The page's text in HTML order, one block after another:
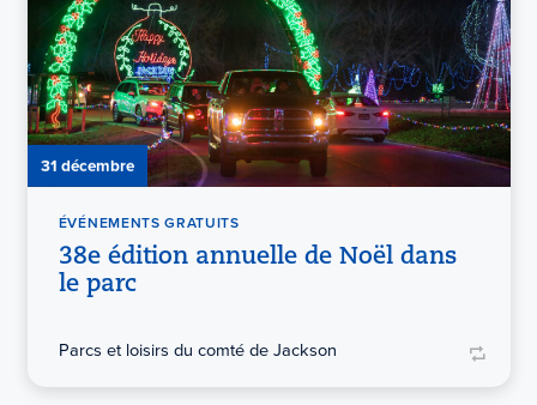
31 décembre
ÉVÉNEMENTS GRATUITS
38e édition annuelle de Noël dans
le parc
Parcs et loisirs du comté de Jackson